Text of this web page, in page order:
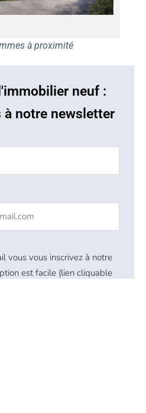
à proximité
neuf :
notre newsletter
vous vous inscrivez à notre
est facile (lien cliquable